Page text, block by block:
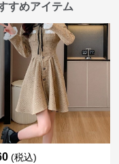
すめアイテム
(税込)